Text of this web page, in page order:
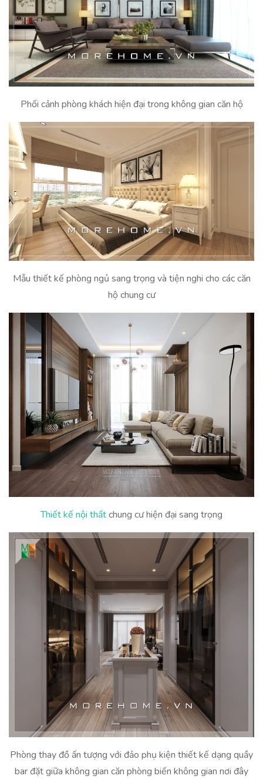
Phối cảnh phòng khách hiện đại trong không gian căn hộ
Mẫu thiết kế phòng ngủ sang trọng và tiện nghi cho các căn
hộ chung cư
Thiết kế nội thấtchung cư hiện đại sang trọng
Phòng thay đồ ấn tượng với đảo phụ kiện thiết kế dạng quầy
bar đặt giữa không gian căn phòng biến không gian nơi đây